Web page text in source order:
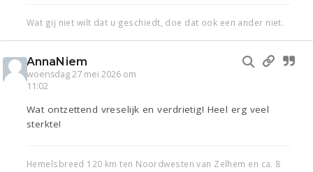
Wat gij niet wilt dat u geschiedt, doe dat ook een ander niet.
AnnaNiem
woensdag 27 mei 2026 om
11:02
Wat ontzettend vreselijk en verdrietig! Heel erg veel
sterkte!
Hemelsbreed 120 km ten Noordwesten van Zelhem en ca. 8